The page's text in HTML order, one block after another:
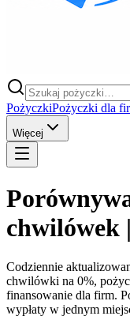
PożyczkiPożyczki dla
Więcej
chwilówek
Codziennie
chwilówki na 0%,
finansowanie dla firm.
wypłaty w jednym